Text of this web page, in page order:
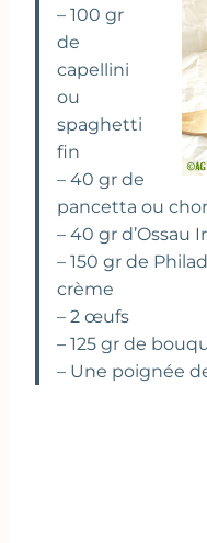
– 100 gr
de
capellini
ou
spaghetti
fin
– 40 gr de
pancetta ou
– 40 gr d’Ossau
– 150 gr de
crème
– 2 œufs
– 125 gr de
– Une poignée